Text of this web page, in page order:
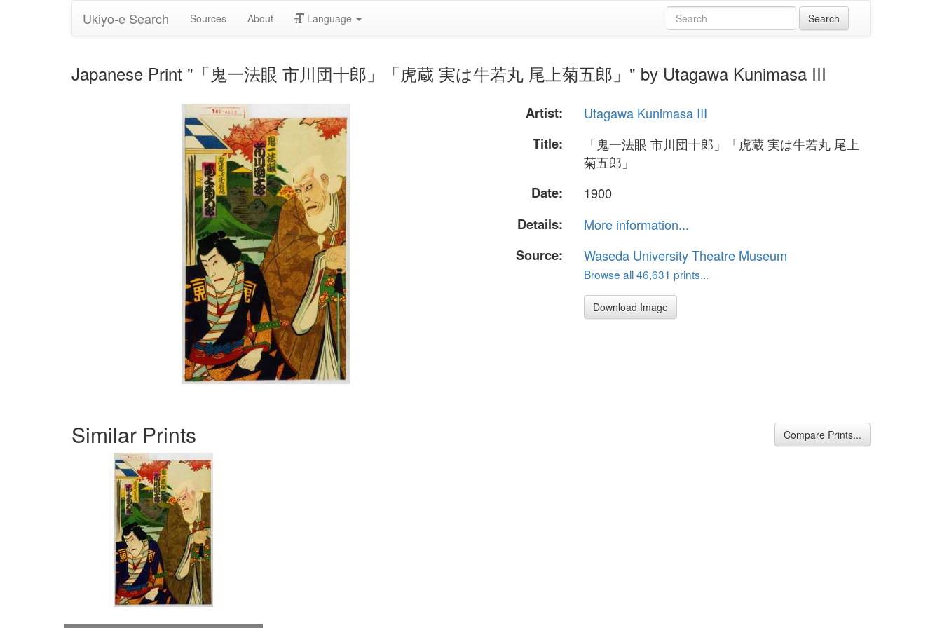
Ukiyo-e Search Sources About Language
Japanese Print "「鬼一法眼 市川団十郎」「虎蔵 実は牛若丸 尾上菊五郎」" by Utagawa Kunimasa III
Artist:
Utagawa Kunimasa III
Title:
「鬼一法眼 市川団十郎」「虎蔵 実は牛若丸 尾上
菊五郎」
Date:
1900
Details:
More information...
Source:
Waseda University Theatre Museum
Browse all 46,631 prints...
Download Image
Similar Prints Compare Prints...